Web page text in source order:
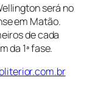
será no
em Matão.
de cada
da 1ª fase.